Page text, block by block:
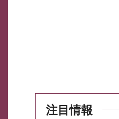
注目情報